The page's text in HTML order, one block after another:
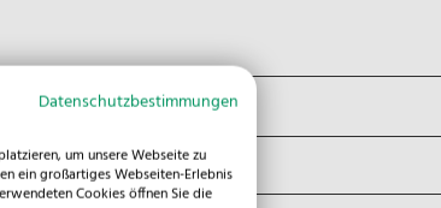
Datenschutzbestimmungen
um unsere Webseite zu
ein großartiges Webseiten-Erlebnis
Cookies öffnen Sie die